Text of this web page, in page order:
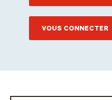
VOUS CONNECTER